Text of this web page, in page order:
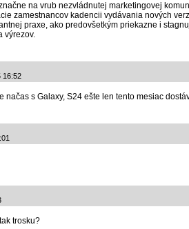
na vrub nezvládnutej marketingovej
zamestnancov kadencii vydávania nových
praxe, ako predovšetkým priekazne i
výrezov.
16:52
načas s Galaxy, S24 ešte len tento mesiac
trosku?